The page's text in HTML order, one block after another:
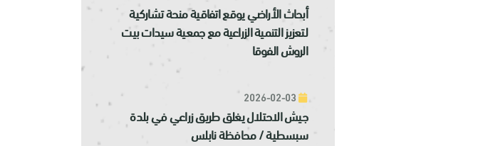
أبحاث الأراضي يوقع اتفاقية منحة تشاركية
لتعزيز التنمية الزراعية مع جمعية سيدات بيت
الروش الفوقا
جيش الاحتلال يغلق طريق زراعي في بلدة
سبسطية / محافظة نابلس